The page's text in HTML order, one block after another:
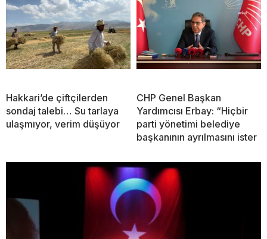
Hakkari’de çiftçilerden
sondaj talebi… Su tarlaya
ulaşmıyor, verim düşüyor
CHP Genel Başkan
Yardımcısı Erbay: “Hiçbir
parti yönetimi belediye
başkanının ayrılmasını ister